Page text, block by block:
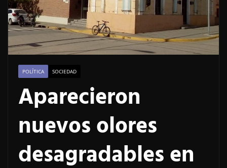
POLÍTICA SOCIEDAD
Aparecieron
nuevos olores
desagradables en